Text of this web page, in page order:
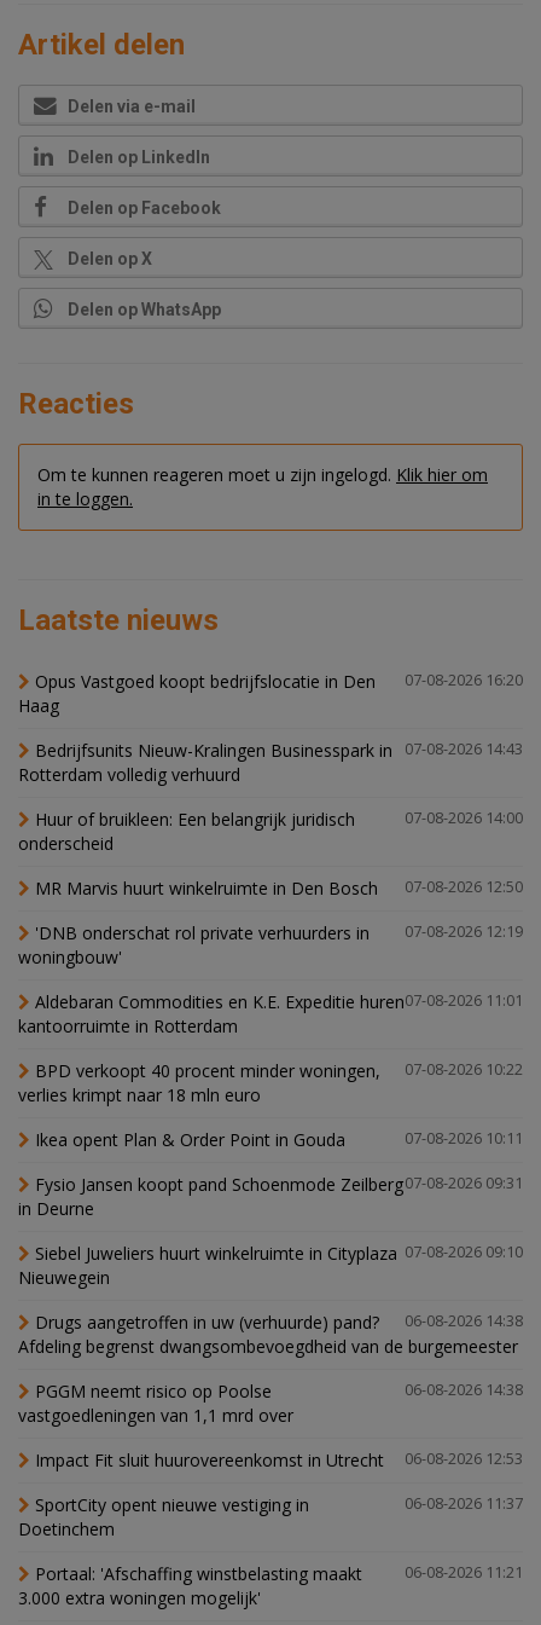
Artikel delen
Delen via e-mail
Delen op LinkedIn
Delen op Facebook
Delen op X
Delen op WhatsApp
Reacties
Om te kunnen reageren moet u zijn ingelogd. Klik hier om
in te loggen.
Laatste nieuws
07-08-2026 16:20
Opus Vastgoed koopt bedrijfslocatie in Den
Haag
07-08-2026 14:43
Bedrijfsunits Nieuw-Kralingen Businesspark in
Rotterdam volledig verhuurd
07-08-2026 14:00
Huur of bruikleen: Een belangrijk juridisch
onderscheid
07-08-2026 12:50
MR Marvis huurt winkelruimte in Den Bosch
07-08-2026 12:19
'DNB onderschat rol private verhuurders in
woningbouw'
07-08-2026 11:01
Aldebaran Commodities en K.E. Expeditie huren
kantoorruimte in Rotterdam
07-08-2026 10:22
BPD verkoopt 40 procent minder woningen,
verlies krimpt naar 18 mln euro
07-08-2026 10:11
Ikea opent Plan & Order Point in Gouda
07-08-2026 09:31
Fysio Jansen koopt pand Schoenmode Zeilberg
in Deurne
07-08-2026 09:10
Siebel Juweliers huurt winkelruimte in Cityplaza
Nieuwegein
06-08-2026 14:38
Drugs aangetroffen in uw (verhuurde) pand?
Afdeling begrenst dwangsombevoegdheid van de burgemeester
06-08-2026 14:38
PGGM neemt risico op Poolse
vastgoedleningen van 1,1 mrd over
06-08-2026 12:53
Impact Fit sluit huurovereenkomst in Utrecht
06-08-2026 11:37
SportCity opent nieuwe vestiging in
Doetinchem
06-08-2026 11:21
Portaal: 'Afschaffing winstbelasting maakt
3.000 extra woningen mogelijk'